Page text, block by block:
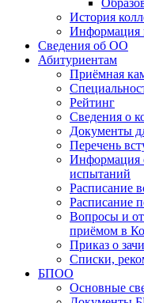
История
Информация
Сведения об ОО
Абитуриентам
Приёмная
Рейтинг
Сведения о
Документы
Перечень
Информация
испытаний
Расписание
Расписание
Вопросы и
приёмом в
Приказ о
Списки,
БПОО
Основные